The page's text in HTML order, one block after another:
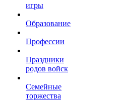
игры
Образование
Профессии
Праздники
родов войск
Семейные
торжества